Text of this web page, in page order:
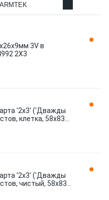
3V в
2X3
'2х3' ('Дважды
клетка, 58х83
'2х3' ('Дважды
чистый, 58х83